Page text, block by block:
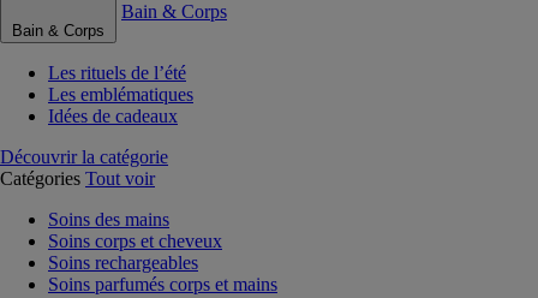
Bain & Corps
Bain & Corps
Les rituels de l’été
Les emblématiques
Idées de cadeaux
Découvrir la catégorie
Catégories Tout voir
Soins des mains
Soins corps et cheveux
Soins rechargeables
Soins parfumés corps et mains